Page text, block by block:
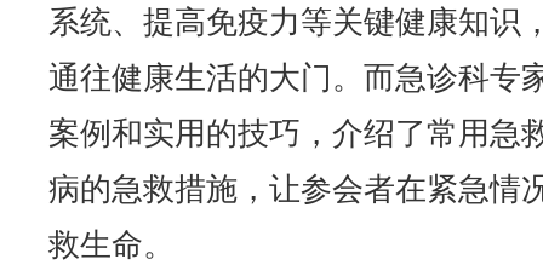
系统、提高免疫力等关键健康知识
通往健康生活的大门。而急诊科专
案例和实用的技巧，介绍了常用急
病的急救措施，让参会者在紧急情
救生命。